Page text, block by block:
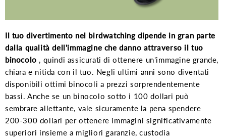
Il tuo divertimento nel birdwatching dipende in gran parte
dalla qualità dell'immagine che danno attraverso il tuo
binocolo , quindi assicurati di ottenere un'immagine grande,
chiara e nitida con il tuo. Negli ultimi anni sono diventati
disponibili ottimi binocoli a prezzi sorprendentemente
bassi. Anche se un binocolo sotto i 100 dollari può
sembrare allettante, vale sicuramente la pena spendere
200-300 dollari per ottenere immagini significativamente
superiori insieme a migliori garanzie, custodia